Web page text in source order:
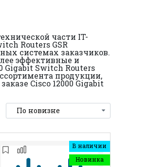
части IT-
Routers GSR
системах заказчиков.
эффективные и
Gigabit Switch Routers
продукции,
Cisco 12000 Gigabit
В наличии
Новинка